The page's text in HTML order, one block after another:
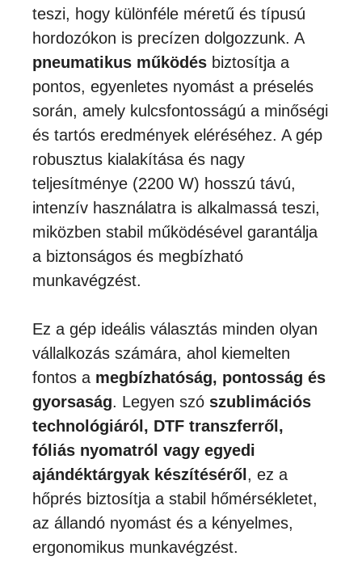
teszi, hogy különféle méretű és típusú
hordozókon is precízen dolgozzunk. A
pneumatikus működés biztosítja a
pontos, egyenletes nyomást a préselés
során, amely kulcsfontosságú a minőségi
és tartós eredmények eléréséhez. A gép
robusztus kialakítása és nagy
teljesítménye (2200 W) hosszú távú,
intenzív használatra is alkalmassá teszi,
miközben stabil működésével garantálja
a biztonságos és megbízható
munkavégzést.
Ez a gép ideális választás minden olyan
vállalkozás számára, ahol kiemelten
fontos a megbízhatóság, pontosság és
gyorsaság. Legyen szó szublimációs
technológiáról, DTF transzferről,
fóliás nyomatról vagy egyedi
ajándéktárgyak készítéséről , ez a
hőprés biztosítja a stabil hőmérsékletet,
az állandó nyomást és a kényelmes,
ergonomikus munkavégzést.